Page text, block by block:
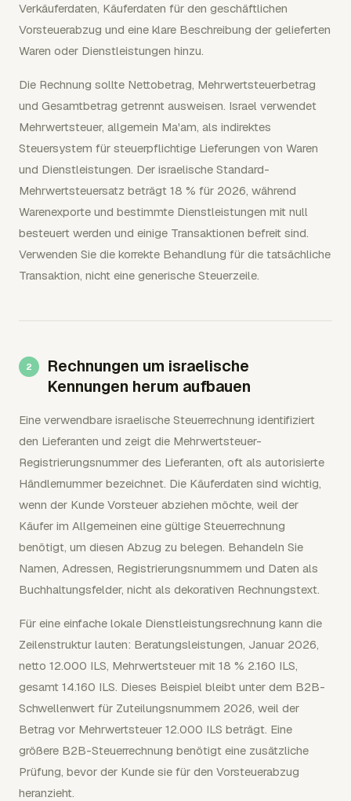
Verkäuferdaten, Käuferdaten für den geschäftlichen
Vorsteuerabzug und eine klare Beschreibung der gelieferten
Waren oder Dienstleistungen hinzu.
Die Rechnung sollte Nettobetrag, Mehrwertsteuerbetrag
und Gesamtbetrag getrennt ausweisen. Israel verwendet
Mehrwertsteuer, allgemein Ma'am, als indirektes
Steuersystem für steuerpflichtige Lieferungen von Waren
und Dienstleistungen. Der israelische Standard-
Mehrwertsteuersatz beträgt 18 % für 2026, während
Warenexporte und bestimmte Dienstleistungen mit null
besteuert werden und einige Transaktionen befreit sind.
Verwenden Sie die korrekte Behandlung für die tatsächliche
Transaktion, nicht eine generische Steuerzeile.
Rechnungen um israelische
Kennungen herum aufbauen
Eine verwendbare israelische Steuerrechnung identifiziert
den Lieferanten und zeigt die Mehrwertsteuer-
Registrierungsnummer des Lieferanten, oft als autorisierte
Händlernummer bezeichnet. Die Käuferdaten sind wichtig,
wenn der Kunde Vorsteuer abziehen möchte, weil der
Käufer im Allgemeinen eine gültige Steuerrechnung
benötigt, um diesen Abzug zu belegen. Behandeln Sie
Namen, Adressen, Registrierungsnummern und Daten als
Buchhaltungsfelder, nicht als dekorativen Rechnungstext.
Für eine einfache lokale Dienstleistungsrechnung kann die
Zeilenstruktur lauten: Beratungsleistungen, Januar 2026,
netto 12.000 ILS, Mehrwertsteuer mit 18 % 2.160 ILS,
gesamt 14.160 ILS. Dieses Beispiel bleibt unter dem B2B-
Schwellenwert für Zuteilungsnummern 2026, weil der
Betrag vor Mehrwertsteuer 12.000 ILS beträgt. Eine
größere B2B-Steuerrechnung benötigt eine zusätzliche
Prüfung, bevor der Kunde sie für den Vorsteuerabzug
heranzieht.